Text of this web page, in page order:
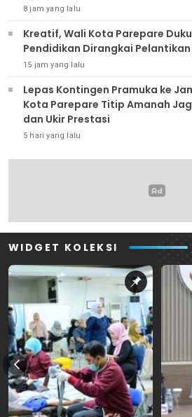
8 jam yang lalu
Kreatif, Wali Kota Parepare
Pendidikan Dirangkai Pelantikan
15 jam yang lalu
Lepas Kontingen Pramuka ke
Kota Parepare Titip Amanah
dan Ukir Prestasi
5 hari yang lalu
WIDGET KOLEKSI